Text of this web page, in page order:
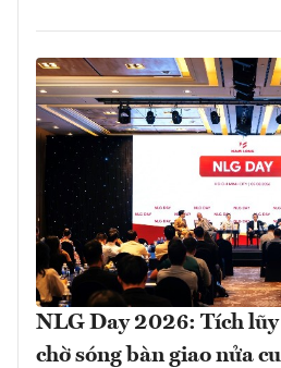
NLG Day 2026: Tích
chờ sóng bàn giao nửa